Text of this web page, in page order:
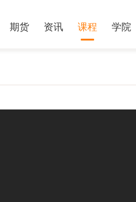
期货 资讯 课程 学院